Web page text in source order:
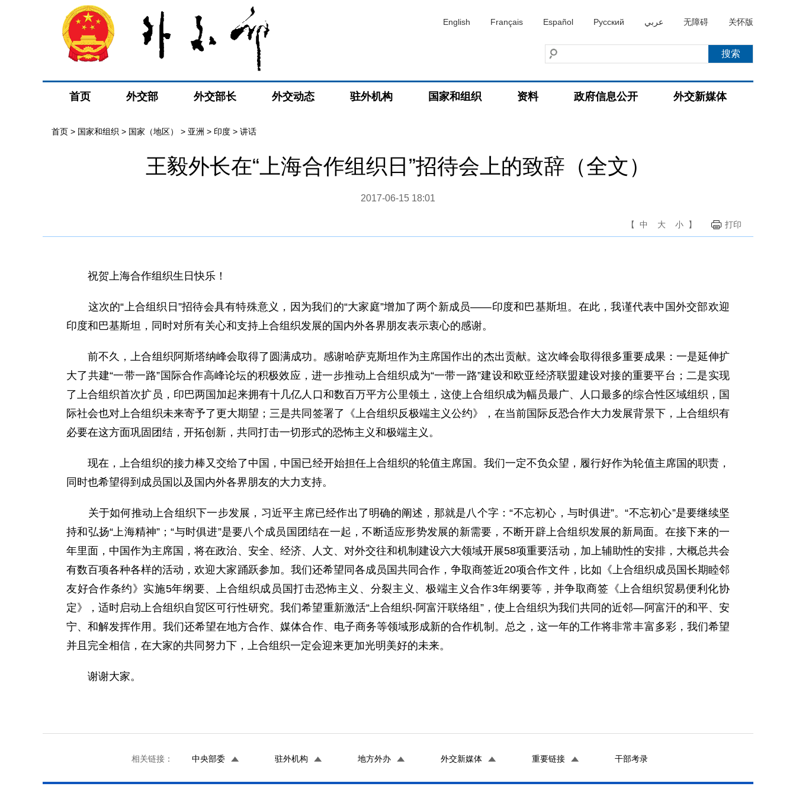
English Français Español Русский عربي 无障碍 关怀版
首页 外交部 外交部长 外交动态 驻外机构 国家和组织 资料 政府信息公开 外交新媒体
首页 > 国家和组织 > 国家（地区） > 亚洲 > 印度 > 讲话
王毅外长在“上海合作组织日”招待会上的致辞（全文）
2017-06-15 18:01
【 中 大 小 】 打印
祝贺上海合作组织生日快乐！
这次的“上合组织日”招待会具有特殊意义，因为我们的“大家庭”增加了两个新成员——印度和巴基斯坦。在此，我谨代表中国外交部欢迎
印度和巴基斯坦，同时对所有关心和支持上合组织发展的国内外各界朋友表示衷心的感谢。
前不久，上合组织阿斯塔纳峰会取得了圆满成功。感谢哈萨克斯坦作为主席国作出的杰出贡献。这次峰会取得很多重要成果：一是延伸扩
大了共建“一带一路”国际合作高峰论坛的积极效应，进一步推动上合组织成为“一带一路”建设和欧亚经济联盟建设对接的重要平台；二是实现
了上合组织首次扩员，印巴两国加起来拥有十几亿人口和数百万平方公里领土，这使上合组织成为幅员最广、人口最多的综合性区域组织，国
际社会也对上合组织未来寄予了更大期望；三是共同签署了《上合组织反极端主义公约》，在当前国际反恐合作大力发展背景下，上合组织有
必要在这方面巩固团结，开拓创新，共同打击一切形式的恐怖主义和极端主义。
现在，上合组织的接力棒又交给了中国，中国已经开始担任上合组织的轮值主席国。我们一定不负众望，履行好作为轮值主席国的职责，
同时也希望得到成员国以及国内外各界朋友的大力支持。
关于如何推动上合组织下一步发展，习近平主席已经作出了明确的阐述，那就是八个字：“不忘初心，与时俱进”。“不忘初心”是要继续坚
持和弘扬“上海精神”；“与时俱进”是要八个成员国团结在一起，不断适应形势发展的新需要，不断开辟上合组织发展的新局面。在接下来的一
年里面，中国作为主席国，将在政治、安全、经济、人文、对外交往和机制建设六大领域开展58项重要活动，加上辅助性的安排，大概总共会
有数百项各种各样的活动，欢迎大家踊跃参加。我们还希望同各成员国共同合作，争取商签近20项合作文件，比如《上合组织成员国长期睦邻
友好合作条约》实施5年纲要、上合组织成员国打击恐怖主义、分裂主义、极端主义合作3年纲要等，并争取商签《上合组织贸易便利化协
定》，适时启动上合组织自贸区可行性研究。我们希望重新激活“上合组织-阿富汗联络组”，使上合组织为我们共同的近邻—阿富汗的和平、安
宁、和解发挥作用。我们还希望在地方合作、媒体合作、电子商务等领域形成新的合作机制。总之，这一年的工作将非常丰富多彩，我们希望
并且完全相信，在大家的共同努力下，上合组织一定会迎来更加光明美好的未来。
谢谢大家。
相关链接： 中央部委 驻外机构 地方外办 外交新媒体 重要链接 干部考录